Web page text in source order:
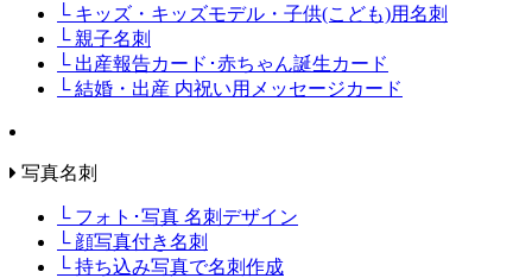
└ キッズ・キッズモデル・子供(こども)用名刺
└ 親子名刺
└ 出産報告カード･赤ちゃん誕生カード
└ 結婚・出産 内祝い用メッセージカード
写真名刺
└ フォト･写真 名刺デザイン
└ 顔写真付き名刺
└ 持ち込み写真で名刺作成